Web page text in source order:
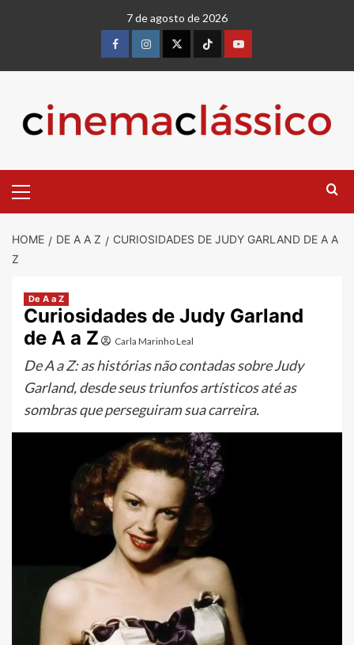
7 de agosto de 2026
FacebookinstagramtwitterTiktokyoutube
Menu
HOME DE A A Z
CURIOSIDADES DE JUDY GARLAND DE A A
Z
De A a Z
Curiosidades de Judy Garland
de A a Z
Carla Marinho Leal
De A a Z: as histórias não contadas sobre Judy
Garland, desde seus triunfos artísticos até as
sombras que perseguiram sua carreira.